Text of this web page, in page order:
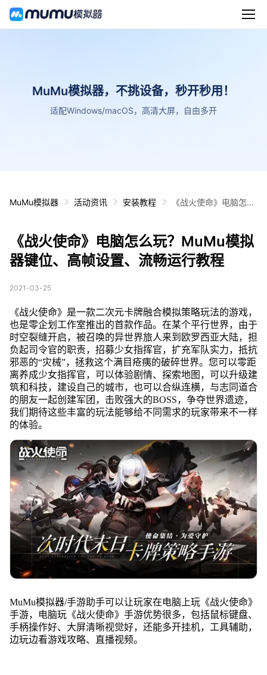
MuMu模拟器，不挑设备，秒开秒用！
适配Windows/macOS，高清大屏，自由多开
MuMu模拟器 活动资讯 安装教程
《战火使命》电脑怎么
行教程
《战火使命》电脑怎么玩？MuMu模拟
器键位、高帧设置、流畅运行教程
2021-03-25
《战火使命》是一款二次元卡牌融合模拟策略玩法的游戏，
也是零企划工作室推出的首款作品。在某个平行世界，由于
时空裂缝开启，被召唤的异世界旅人来到欧罗西亚大陆，担
负起司令官的职责，招募少女指挥官，扩充军队实力，抵抗
邪恶的“灾械”，拯救这个满目疮痍的破碎世界。您可以零距
离养成少女指挥官，可以体验剧情、探索地图，可以升级建
筑和科技，建设自己的城市，也可以合纵连横，与志同道合
的朋友一起创建军团，击败强大的BOSS，争夺世界遗迹，
我们期待这些丰富的玩法能够给不同需求的玩家带来不一样
的体验。
MuMu模拟器/手游助手可以让玩家在电脑上玩《战火使命》
手游，电脑玩《战火使命》手游优势很多，包括鼠标键盘、
手柄操作好、大屏清晰视觉好，还能多开挂机，工具辅助，
边玩边看游戏攻略、直播视频。